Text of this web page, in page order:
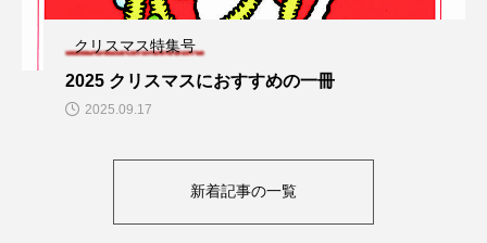
クリスマス特集号
2025 クリスマスにおすすめの一冊
2025.09.17
新着記事の一覧